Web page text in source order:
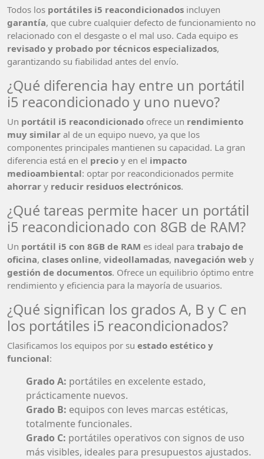
Todos los portátiles i5 reacondicionados incluyen
garantía, que cubre cualquier defecto de funcionamiento no
relacionado con el desgaste o el mal uso. Cada equipo es
revisado y probado por técnicos especializados,
garantizando su fiabilidad antes del envío.
¿Qué diferencia hay entre un portátil
i5 reacondicionado y uno nuevo?
Un portátil i5 reacondicionado ofrece un rendimiento
muy similar al de un equipo nuevo, ya que los
componentes principales mantienen su capacidad. La gran
diferencia está en el precio y en el impacto
medioambiental: optar por reacondicionados permite
ahorrar y reducir residuos electrónicos.
¿Qué tareas permite hacer un portátil
i5 reacondicionado con 8GB de RAM?
Un portátil i5 con 8GB de RAM es ideal para trabajo de
oficina, clases online, videollamadas, navegación web y
gestión de documentos. Ofrece un equilibrio óptimo entre
rendimiento y eficiencia para la mayoría de usuarios.
¿Qué significan los grados A, B y C en
los portátiles i5 reacondicionados?
Clasificamos los equipos por su estado estético y
funcional:
Grado A: portátiles en excelente estado,
prácticamente nuevos.
Grado B: equipos con leves marcas estéticas,
totalmente funcionales.
Grado C: portátiles operativos con signos de uso
más visibles, ideales para presupuestos ajustados.